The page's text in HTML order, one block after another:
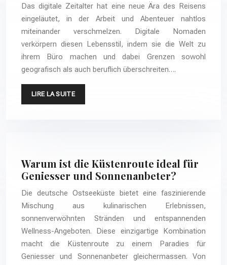
Das digitale Zeitalter hat eine neue Ära des Reisens
eingeläutet, in der Arbeit und Abenteuer nahtlos
miteinander verschmelzen. Digitale Nomaden
verkörpern diesen Lebensstil, indem sie die Welt zu
ihrem Büro machen und dabei Grenzen sowohl
geografisch als auch beruflich überschreiten….
LIRE LA SUITE
Warum ist die Küstenroute ideal für
Geniesser und Sonnenanbeter?
Die deutsche Ostseeküste bietet eine faszinierende
Mischung aus kulinarischen Erlebnissen,
sonnenverwöhnten Stränden und entspannenden
Wellness-Angeboten. Diese einzigartige Kombination
macht die Küstenroute zu einem Paradies für
Geniesser und Sonnenanbeter gleichermassen. Von